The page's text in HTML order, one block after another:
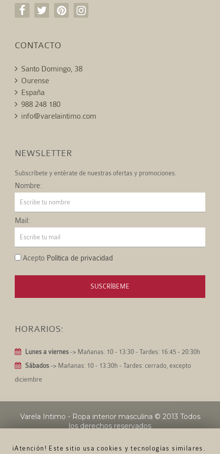
¡Atención! Este sitio usa cookies y tecnologías similares.
CONTACTO
Santo Domingo, 38
Ourense
España
988 248 180
info@varelaintimo.com
NEWSLETTER
Subscríbete y entérate de nuestras ofertas y promociones.
Nombre:
Mail:
Acepto Política de privacidad
SUSCRÍBEME
HORARIOS:
Lunes a viernes -> Mañanas: 10 - 13:30 - Tardes: 16:45 - 20:30h
Sábados -> Mañanas: 10 - 13:30h - Tardes: cerrado, excepto
diciembre
Varela Intimo - Ropa interior masculina © 2013 Todos
los derechos reservados